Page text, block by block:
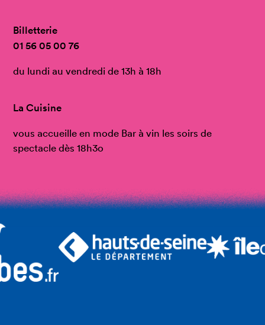
Billetterie
01 56 05 00 76
du lundi au vendredi de 13h à 18h
La Cuisine
vous accueille en mode Bar à vin les soirs de
spectacle dès 18h3o